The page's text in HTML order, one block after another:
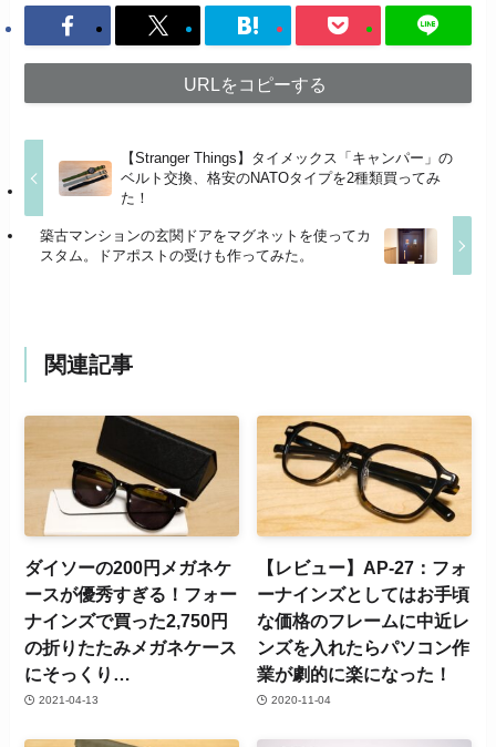
URLをコピーする
【Stranger Things】タイメックス「キャンパー」の
ベルト交換、格安のNATOタイプを2種類買ってみ
た！
築古マンションの玄関ドアをマグネットを使ってカ
スタム。ドアポストの受けも作ってみた。
関連記事
ダイソーの200円メガネケ
ースが優秀すぎる！フォー
ナインズで買った2,750円
の折りたたみメガネケース
にそっくり…
2021-04-13
【レビュー】AP-27：フォ
ーナインズとしてはお手頃
な価格のフレームに中近レ
ンズを入れたらパソコン作
業が劇的に楽になった！
2020-11-04